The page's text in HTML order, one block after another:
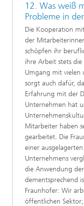
12. Was weiß
Probleme in
Die Kooperation
der
schöpfen ihr
ihre Arbeit stets
Umgang mit vielen
sorgt auch dafür,
Erfahrung mit der
Unternehmen hat
Mitarbeiter haben
gearbeitet. Die
einer
Unternehmens
die Anwendung
dementsprechend
Fraunhofer: Wir
öffentlichen